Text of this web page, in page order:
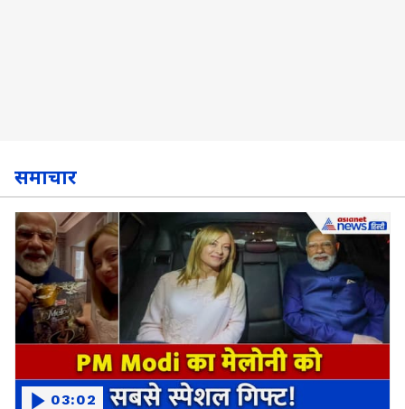
समाचार
03:02